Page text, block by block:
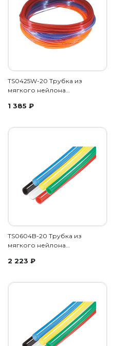
TS0425W-20 Трубка из
мягкого нейлона…
1 385 ₽
TS0604B-20 Трубка из
мягкого нейлона…
2 223 ₽